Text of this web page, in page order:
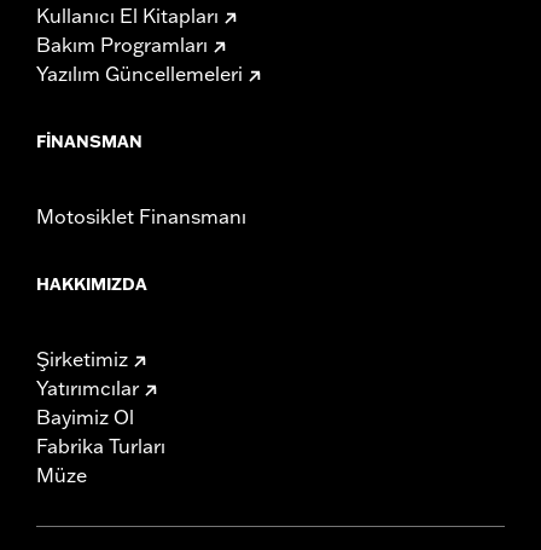
Kullanıcı El Kitapları
Bakım Programları
Yazılım Güncellemeleri
FINANSMAN
Motosiklet Finansmanı
HAKKIMIZDA
Şirketimiz
Yatırımcılar
Bayimiz Ol
Fabrika Turları
Müze